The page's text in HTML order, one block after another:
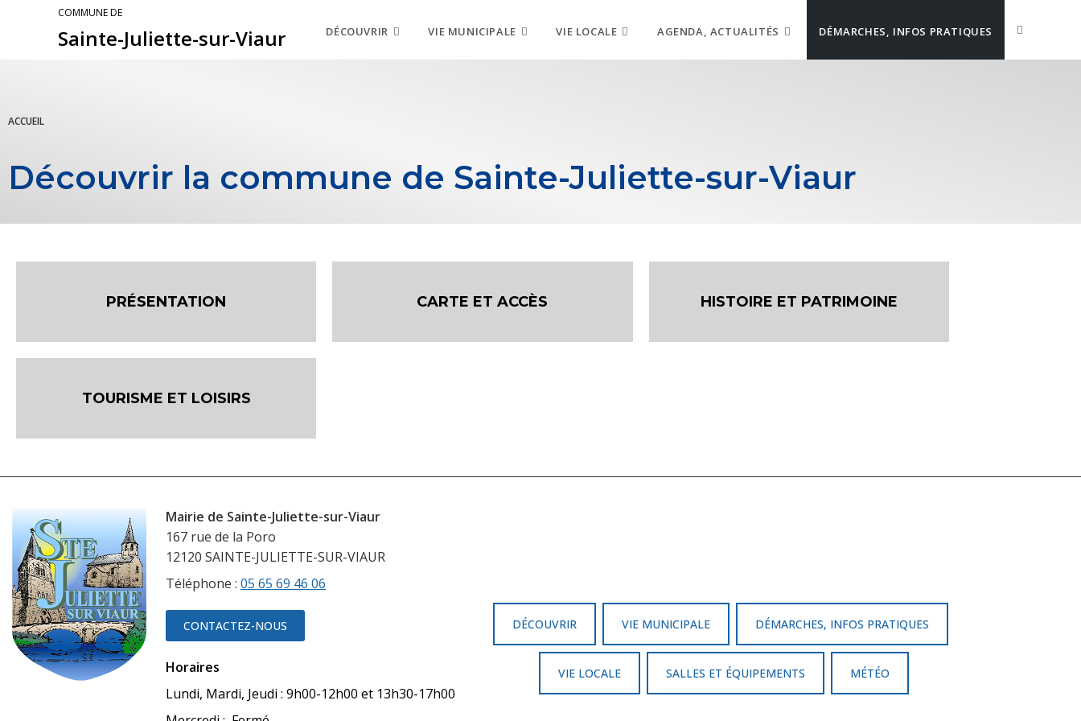
COMMUNE DE
Sainte-Juliette-sur-Viaur DÉCOUVRIR VIE MUNICIPALE VIE LOCALE AGENDA, ACTUALITÉS DÉMARCHES, INFOS PRATIQUES
ACCUEIL
Découvrir la commune de Sainte-Juliette-sur-Viaur
PRÉSENTATION CARTE ET ACCÈS HISTOIRE ET PATRIMOINE
TOURISME ET LOISIRS
Mairie de Sainte-Juliette-sur-Viaur
167 rue de la Poro
12120 SAINTE-JULIETTE-SUR-VIAUR
Téléphone : 05 65 69 46 06
CONTACTEZ-NOUS
Horaires
Lundi, Mardi, Jeudi : 9h00-12h00 et 13h30-17h00
DÉCOUVRIR VIE MUNICIPALE DÉMARCHES, INFOS PRATIQUES
VIE LOCALE SALLES ET ÉQUIPEMENTS MÉTÉO